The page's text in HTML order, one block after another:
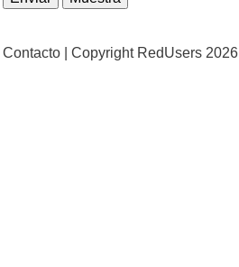
Contacto | Copyright RedUsers 2026